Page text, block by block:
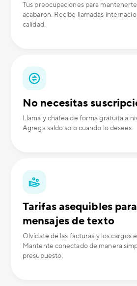
Tus preocupaciones para
acabaron. Recibe llamadas
calidad.
No necesitas
Llama y chatea de forma gratuita a
Agrega saldo solo cuando lo desees.
Tarifas asequibles
mensajes de texto
Olvídate de las facturas y los cargos
Mantente conectado de manera
presupuesto.